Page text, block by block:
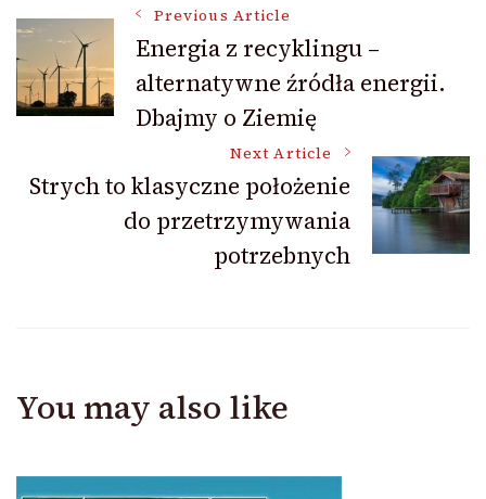
Post
Navigation
Previous Article
Energia z recyklingu –
alternatywne źródła energii.
Dbajmy o Ziemię
Next Article
Strych to klasyczne położenie
do przetrzymywania
potrzebnych
You may also like